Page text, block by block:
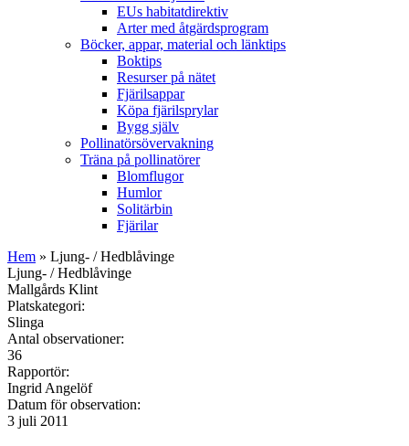
EUs habitatdirektiv
Arter med åtgärdsprogram
Böcker, appar, material och länktips
Boktips
Resurser på nätet
Fjärilsappar
Köpa fjärilsprylar
Bygg själv
Pollinatörsövervakning
Träna på pollinatörer
Blomflugor
Humlor
Solitärbin
Fjärilar
Hem » Ljung- / Hedblåvinge
Ljung- / Hedblåvinge
Mallgårds Klint
Platskategori:
Slinga
Antal observationer:
36
Rapportör:
Ingrid Angelöf
Datum för observation:
3 juli 2011